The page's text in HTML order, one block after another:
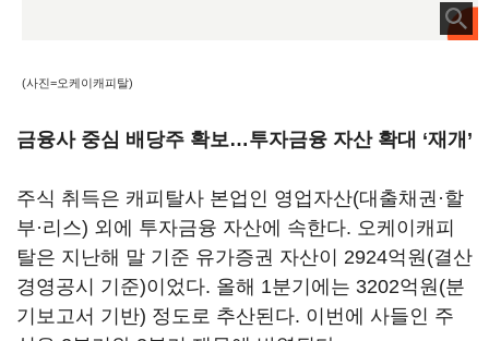
(사진=오케이캐피탈)
금융사 중심 배당주 확보…투자금융 자산 확대 ‘재개’
주식 취득은 캐피탈사 본업인 영업자산(대출채권·할
부·리스) 외에 투자금융 자산에 속한다. 오케이캐피
탈은 지난해 말 기준 유가증권 자산이 2924억원(결산
경영공시 기준)이었다. 올해 1분기에는 3202억원(분
기보고서 기반) 정도로 추산된다. 이번에 사들인 주